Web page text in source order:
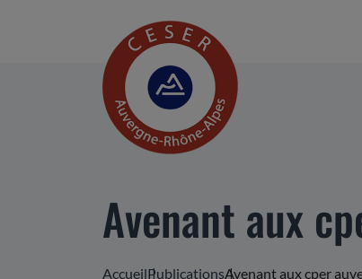
Avenant aux
AccueilPublicationsAvenant aux cper